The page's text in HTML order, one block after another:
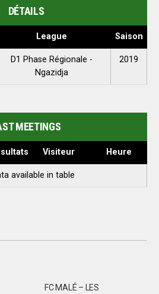
DÉTAILS
League Saison
D1 Phase Régionale -
Ngazidja
2019
MEETINGS
Visiteur Heure
available in table
FC MALÉ – LES